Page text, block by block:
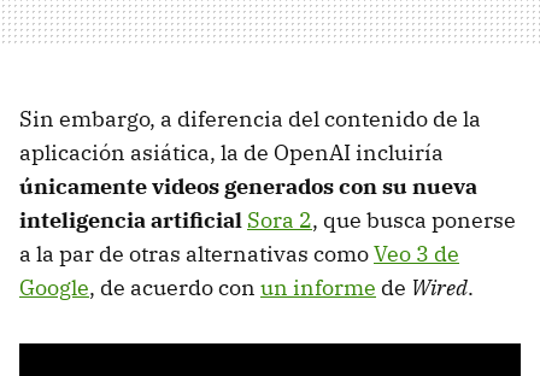
Sin embargo, a diferencia del contenido de la
aplicación asiática, la de OpenAI incluiría
únicamente videos generados con su nueva
inteligencia artificial Sora 2, que busca ponerse
a la par de otras alternativas comoVeo 3 de
Google, de acuerdo con un informe de Wired.